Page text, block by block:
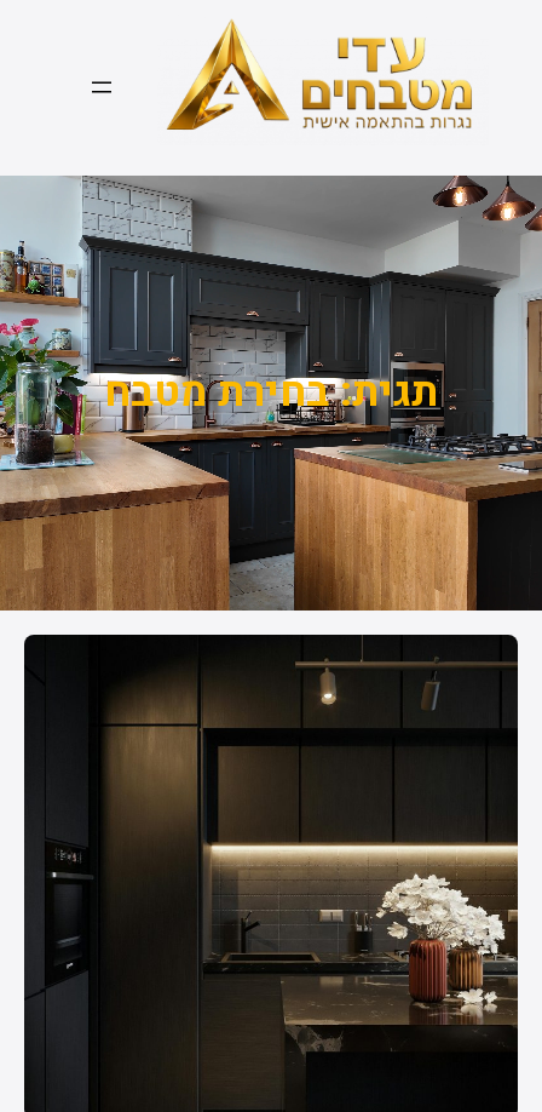
תגית:בחירת מטבח